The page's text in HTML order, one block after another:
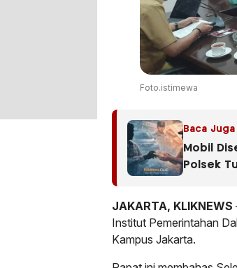
Foto.istimewa
Baca Juga
Mobil
Polsek
JAKARTA, KLIKNEWS
Institut Pemerintahan
Kampus Jakarta.